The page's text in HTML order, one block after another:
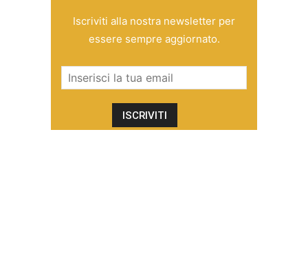
Iscriviti alla nostra newsletter per
essere sempre aggiornato.